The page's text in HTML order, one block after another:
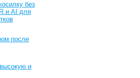
без
и AI для
после
и